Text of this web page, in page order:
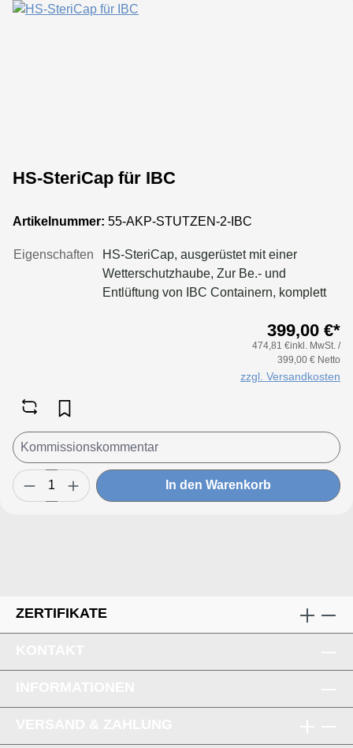
HS-SteriCap für IBC
Artikelnummer: 55-AKP-STUTZEN-2-IBC
Eigenschaften
HS-SteriCap, ausgerüstet mit einer
Wetterschutzhaube, Zur Be.- und
Entlüftung von IBC Containern, komplett
für Rundfilter HEPA H14, D= 145 mm, H=
250 mm, Rohrstutzenadapte ausgerüstet
Wetterschutzhaube aus Edelstahl 1.4301,
399,00 €*
474,81 €inkl. MwSt. /
399,00 € Netto
zzgl. Versandkosten
In den Warenkorb
ZERTIFIKATE